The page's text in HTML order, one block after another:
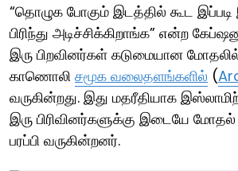
“தொழுக போகும் இடத்தில் கூட இப்படி
பிரிந்து அடிச்சிக்கிறாங்க” என்ற
இரு பிறவினர்கள் கடுமையான மோதலில்
காணொலி சமூக வலைதளங்களில் (
வருகின்றது. இது மதரீதியாக
இரு பிரிவினர்களுக்கு இடையே
பரப்பி வருகின்றனர்.